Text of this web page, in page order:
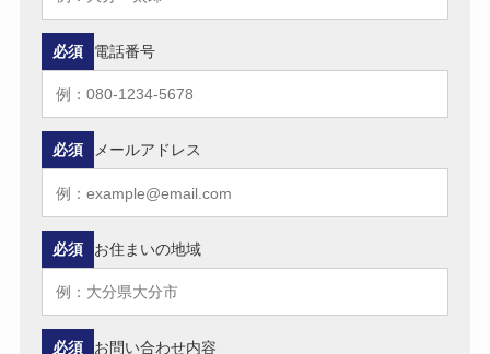
電話番号
必須
メールアドレス
必須
お住まいの地域
必須
お問い合わせ内容
必須